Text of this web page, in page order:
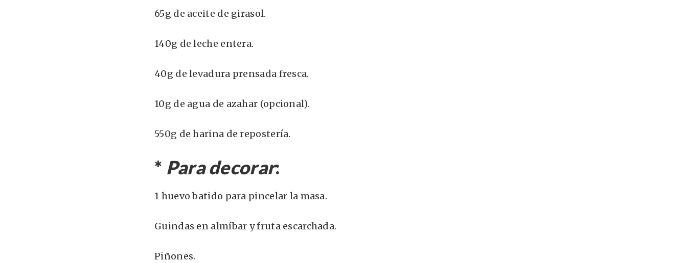
65g de aceite de girasol.
140g de leche entera.
40g de levadura prensada fresca.
10g de agua de azahar (opcional).
550g de harina de repostería.
* Para decorar:
1 huevo batido para pincelar la masa.
Guindas en almíbar y fruta escarchada.
Piñones.